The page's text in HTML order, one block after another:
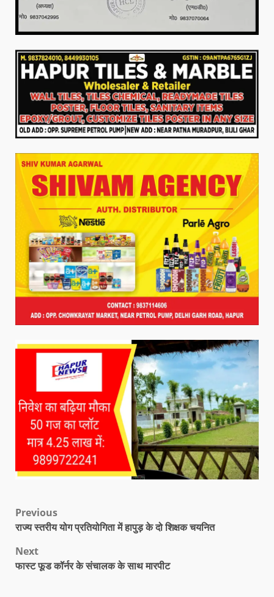
Previous
राज्य स्तरीय योग प्रतियोगिता में हापुड़ के दो शिक्षक चयनित
Next
फास्ट फूड कॉर्नर के संचालक के साथ मारपीट